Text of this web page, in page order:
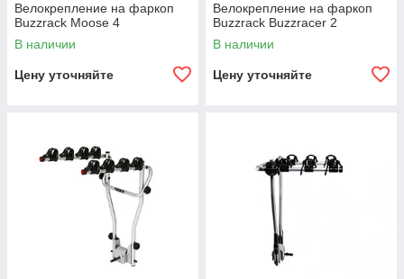
Велокрепление на фаркоп
Buzzrack Moose 4
В наличии
Цену уточняйте
Велокрепление на фаркоп
Buzzrack Buzzracer 2
В наличии
Цену уточняйте